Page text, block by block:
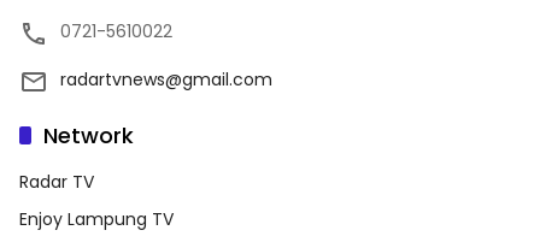
0721-5610022
radartvnews@gmail.com
Network
Radar TV
Enjoy Lampung TV